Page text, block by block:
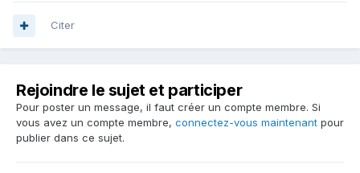
Citer
Rejoindre le sujet et participer
Pour poster un message, il faut créer un compte membre. Si
vous avez un compte membre, connectez-vous maintenant pour
publier dans ce sujet.